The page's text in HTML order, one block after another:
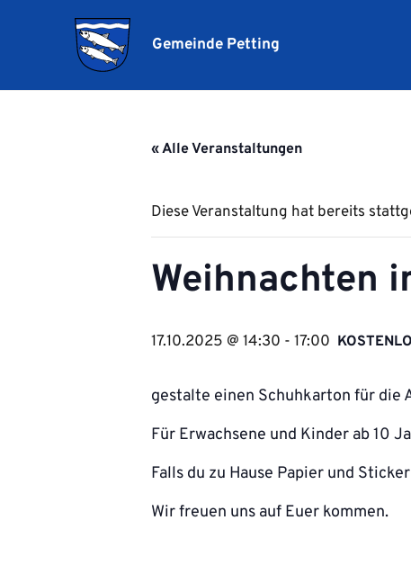
Gemeinde Petting
« Alle Veranstaltungen
Diese Veranstaltung hat bereits
Weihnachten
17.10.2025 @ 14:30 - 17:00
gestalte einen Schuhkarton für die
Für Erwachsene und Kinder ab 10
Falls du zu Hause Papier und
Wir freuen uns auf Euer kommen.